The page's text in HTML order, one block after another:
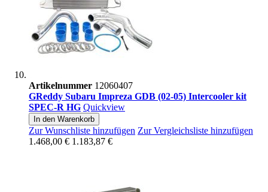
Artikelnummer 12060407
GReddy Subaru Impreza GDB (02-05) Intercooler kit
SPEC-R HG Quickview
In den Warenkorb
Zur Wunschliste hinzufügen Zur Vergleichsliste hinzufügen
1.468,00 € 1.183,87 €